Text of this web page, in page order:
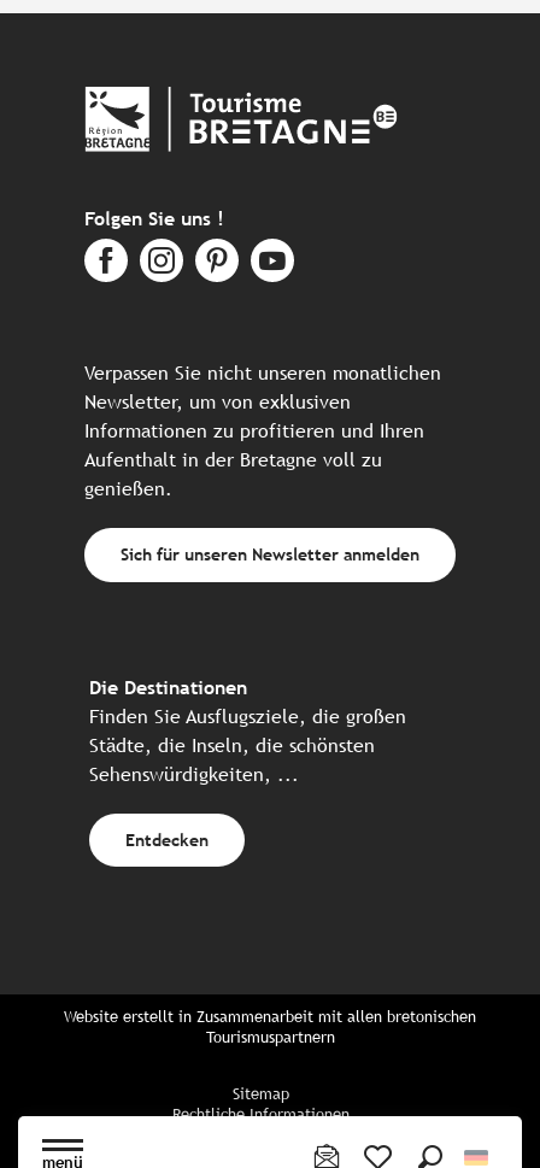
menü
Folgen Sie uns !
Verpassen Sie nicht unseren monatlichen
Newsletter, um von exklusiven
Informationen zu profitieren und Ihren
Aufenthalt in der Bretagne voll zu
genießen.
Sich für unseren Newsletter anmelden
Die Destinationen
Finden Sie Ausflugsziele, die großen
Städte, die Inseln, die schönsten
Sehenswürdigkeiten, ...
Entdecken
Website erstellt in Zusammenarbeit mit allen bretonischen
Tourismuspartnern
Sitemap
Rechtliche Informationen
Cookie-Richtlinie